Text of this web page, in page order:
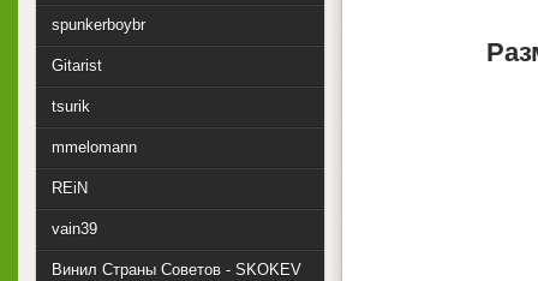
spunkerboybr
Gitarist
tsurik
mmelomann
REiN
vain39
Винил Страны Советов - SKOKEV